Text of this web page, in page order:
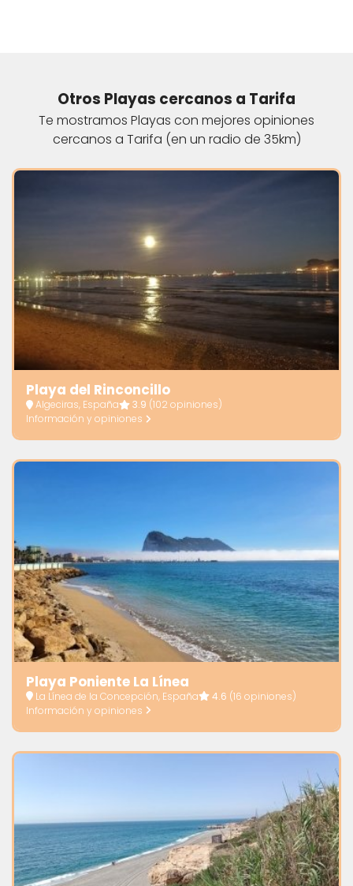
Otros Playas cercanos a Tarifa
Te mostramos Playas con mejores opiniones
cercanos a Tarifa (en un radio de 35km)
Playa del Rinconcillo
Algeciras, España 3.9 (102 opiniones)
Información y opiniones
Playa Poniente La Línea
La Línea de la Concepción, España 4.6 (16 opiniones)
Información y opiniones